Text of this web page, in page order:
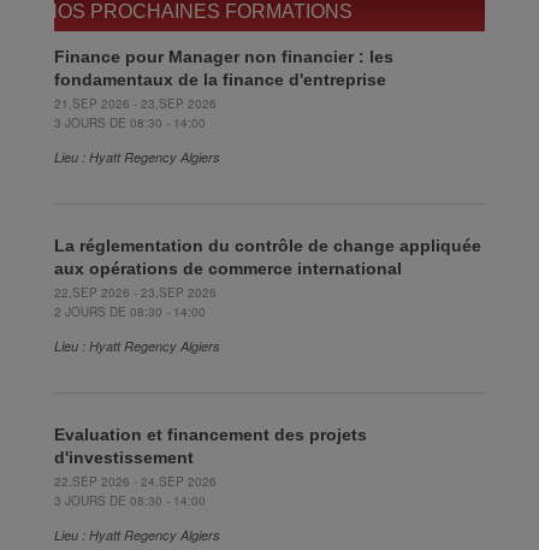
NOS PROCHAINES FORMATIONS
Finance pour Manager non financier : les
fondamentaux de la finance d'entreprise
21,SEP 2026 - 23,SEP 2026
3 JOURS DE 08:30 - 14:00
Lieu : Hyatt Regency Algiers
La réglementation du contrôle de change appliquée
aux opérations de commerce international
22,SEP 2026 - 23,SEP 2026
2 JOURS DE 08:30 - 14:00
Lieu : Hyatt Regency Algiers
Evaluation et financement des projets
d'investissement
22,SEP 2026 - 24,SEP 2026
3 JOURS DE 08:30 - 14:00
Lieu : Hyatt Regency Algiers